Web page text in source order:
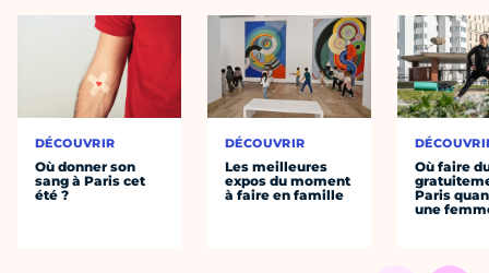
DÉCOUVRIR
Où donner son
sang à Paris cet
été ?
DÉCOUVRIR
Les meilleures
expos du moment
à faire en famille
Où faire
Paris
une